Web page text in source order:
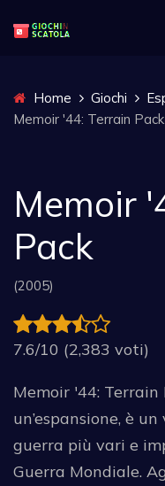
Home Giochi
Memoir '44: Terrain Pack
Memoir
Pack
(2005)
7.6/10 (2,383 voti)
Memoir '44: Terrain
un’espansione, è
guerra più vari e
Guerra Mondiale.